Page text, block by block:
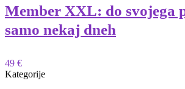
Member XXL: do svojega
samo nekaj dneh
49 €
Kategorije